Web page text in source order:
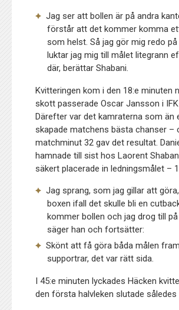
Jag ser att bollen är på andra
förstår att det kommer komma
som helst. Så jag gör mig redo
luktar jag mig till målet litegrann
där, berättar Shabani.
Kvitteringen kom i den 18:e minuten
skott passerade Oscar Jansson i
Därefter var det kamraterna som än
skapade matchens bästa chanser –
matchminut 32 gav det resultat.
hamnade till sist hos Laorent
säkert placerade in ledningsmålet –
Jag sprang, som jag gillar att
boxen ifall det skulle bli en
kommer bollen och jag drog till
säger han och fortsätter:
Skönt att få göra båda målen
supportrar, det var rätt sida.
I 45:e minuten lyckades Häcken
den första halvleken slutade således